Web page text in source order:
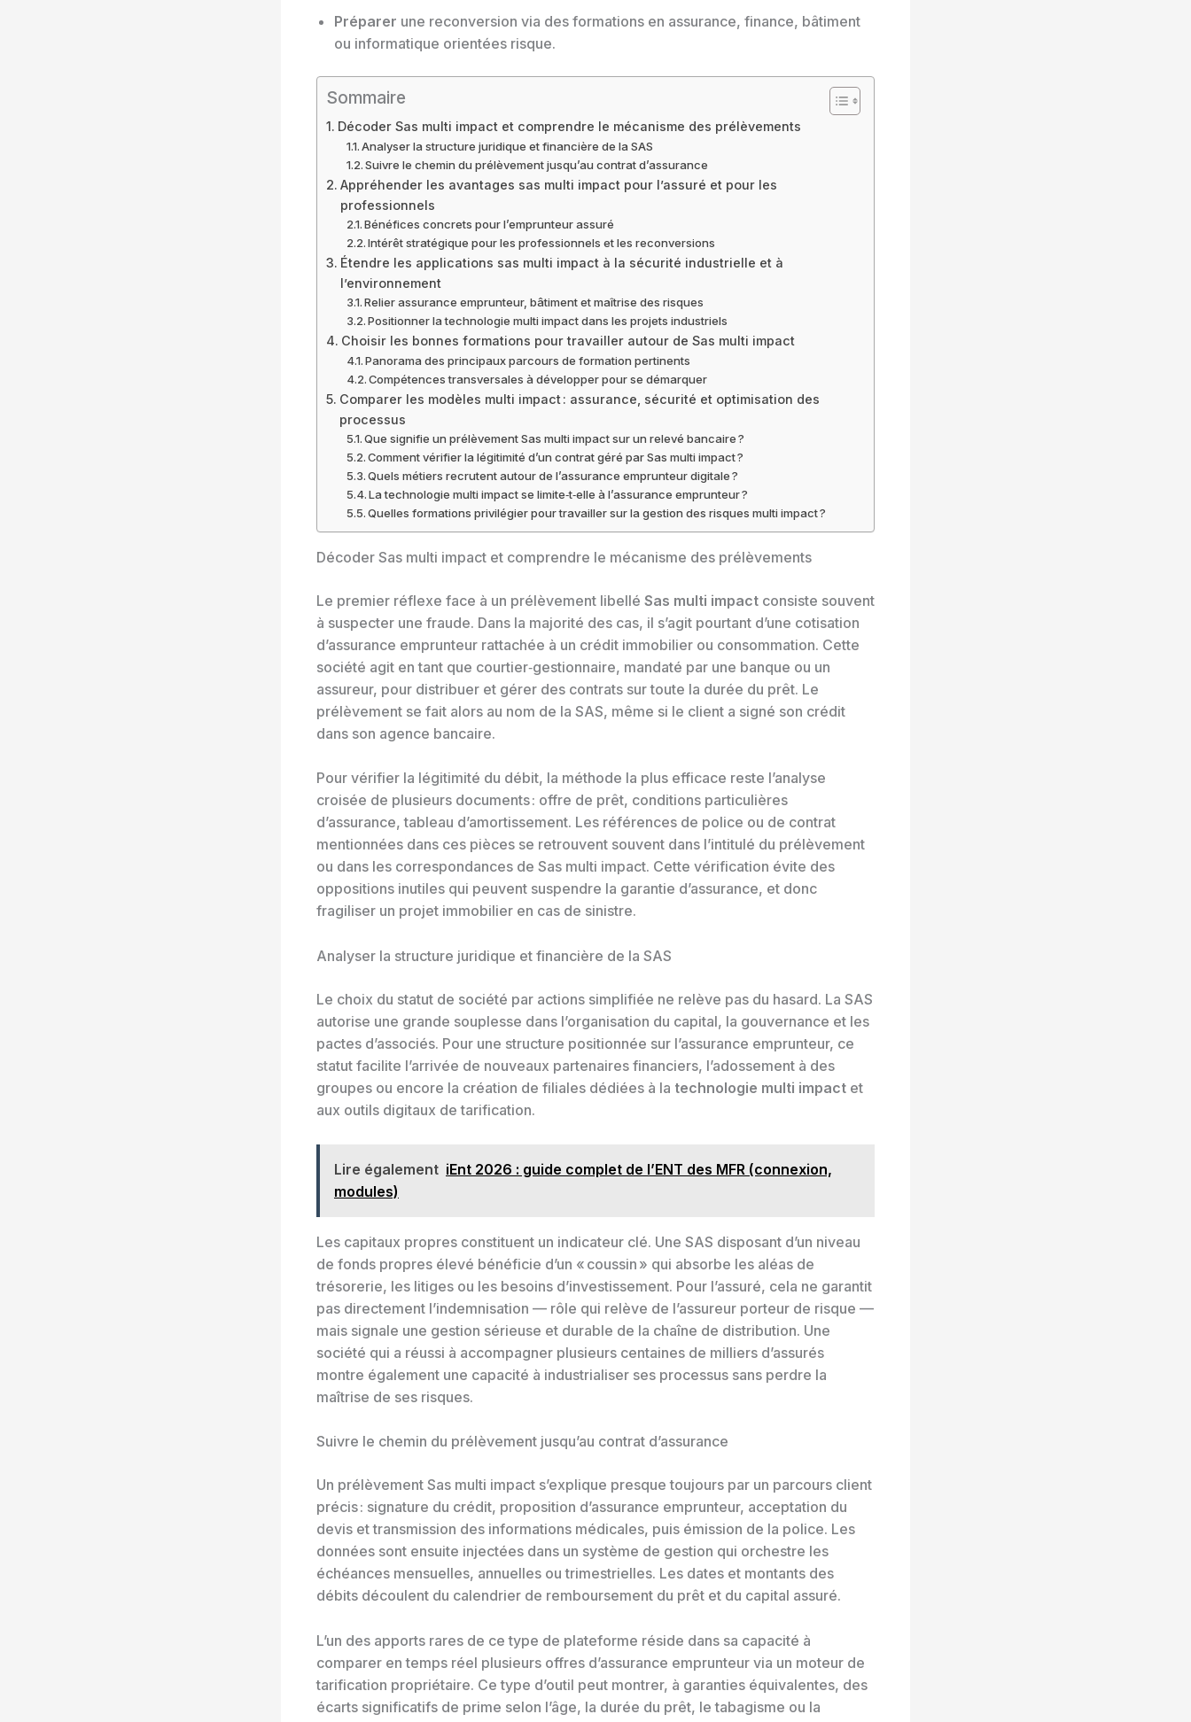
Préparer une reconversion via des formations en assurance, finance, bâtiment
ou informatique orientées risque.
Sommaire
Décoder Sas multi impact et comprendre le mécanisme des prélèvements
Analyser la structure juridique et financière de la SAS
Suivre le chemin du prélèvement jusqu’au contrat d’assurance
Appréhender les avantages sas multi impact pour l’assuré et pour les
professionnels
Bénéfices concrets pour l’emprunteur assuré
Intérêt stratégique pour les professionnels et les reconversions
Étendre les applications sas multi impact à la sécurité industrielle et à
l’environnement
Relier assurance emprunteur, bâtiment et maîtrise des risques
Positionner la technologie multi impact dans les projets industriels
Choisir les bonnes formations pour travailler autour de Sas multi impact
Panorama des principaux parcours de formation pertinents
Compétences transversales à développer pour se démarquer
Comparer les modèles multi impact : assurance, sécurité et optimisation des
processus
Que signifie un prélèvement Sas multi impact sur un relevé bancaire ?
Comment vérifier la légitimité d’un contrat géré par Sas multi impact ?
Quels métiers recrutent autour de l’assurance emprunteur digitale ?
La technologie multi impact se limite‑t‑elle à l’assurance emprunteur ?
Quelles formations privilégier pour travailler sur la gestion des risques multi impact ?
Décoder Sas multi impact et comprendre le mécanisme des prélèvements
Le premier réflexe face à un prélèvement libellé Sas multi impact consiste souvent
à suspecter une fraude. Dans la majorité des cas, il s’agit pourtant d’une cotisation
d’assurance emprunteur rattachée à un crédit immobilier ou consommation. Cette
société agit en tant que courtier‑gestionnaire, mandaté par une banque ou un
assureur, pour distribuer et gérer des contrats sur toute la durée du prêt. Le
prélèvement se fait alors au nom de la SAS, même si le client a signé son crédit
dans son agence bancaire.
Pour vérifier la légitimité du débit, la méthode la plus efficace reste l’analyse
croisée de plusieurs documents : offre de prêt, conditions particulières
d’assurance, tableau d’amortissement. Les références de police ou de contrat
mentionnées dans ces pièces se retrouvent souvent dans l’intitulé du prélèvement
ou dans les correspondances de Sas multi impact. Cette vérification évite des
oppositions inutiles qui peuvent suspendre la garantie d’assurance, et donc
fragiliser un projet immobilier en cas de sinistre.
Analyser la structure juridique et financière de la SAS
Le choix du statut de société par actions simplifiée ne relève pas du hasard. La SAS
autorise une grande souplesse dans l’organisation du capital, la gouvernance et les
pactes d’associés. Pour une structure positionnée sur l’assurance emprunteur, ce
statut facilite l’arrivée de nouveaux partenaires financiers, l’adossement à des
groupes ou encore la création de filiales dédiées à la technologie multi impact et
aux outils digitaux de tarification.
Lire également iEnt 2026 : guide complet de l’ENT des MFR (connexion,
modules)
Les capitaux propres constituent un indicateur clé. Une SAS disposant d’un niveau
de fonds propres élevé bénéficie d’un « coussin » qui absorbe les aléas de
trésorerie, les litiges ou les besoins d’investissement. Pour l’assuré, cela ne garantit
pas directement l’indemnisation — rôle qui relève de l’assureur porteur de risque —
mais signale une gestion sérieuse et durable de la chaîne de distribution. Une
société qui a réussi à accompagner plusieurs centaines de milliers d’assurés
montre également une capacité à industrialiser ses processus sans perdre la
maîtrise de ses risques.
Suivre le chemin du prélèvement jusqu’au contrat d’assurance
Un prélèvement Sas multi impact s’explique presque toujours par un parcours client
précis : signature du crédit, proposition d’assurance emprunteur, acceptation du
devis et transmission des informations médicales, puis émission de la police. Les
données sont ensuite injectées dans un système de gestion qui orchestre les
échéances mensuelles, annuelles ou trimestrielles. Les dates et montants des
débits découlent du calendrier de remboursement du prêt et du capital assuré.
L’un des apports rares de ce type de plateforme réside dans sa capacité à
comparer en temps réel plusieurs offres d’assurance emprunteur via un moteur de
tarification propriétaire. Ce type d’outil peut montrer, à garanties équivalentes, des
écarts significatifs de prime selon l’âge, la durée du prêt, le tabagisme ou la